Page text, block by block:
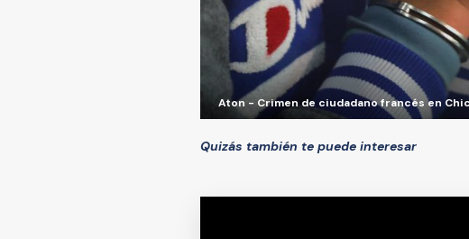
Aton - Crimen de ciudadano francés en
Quizás también te puede interesar